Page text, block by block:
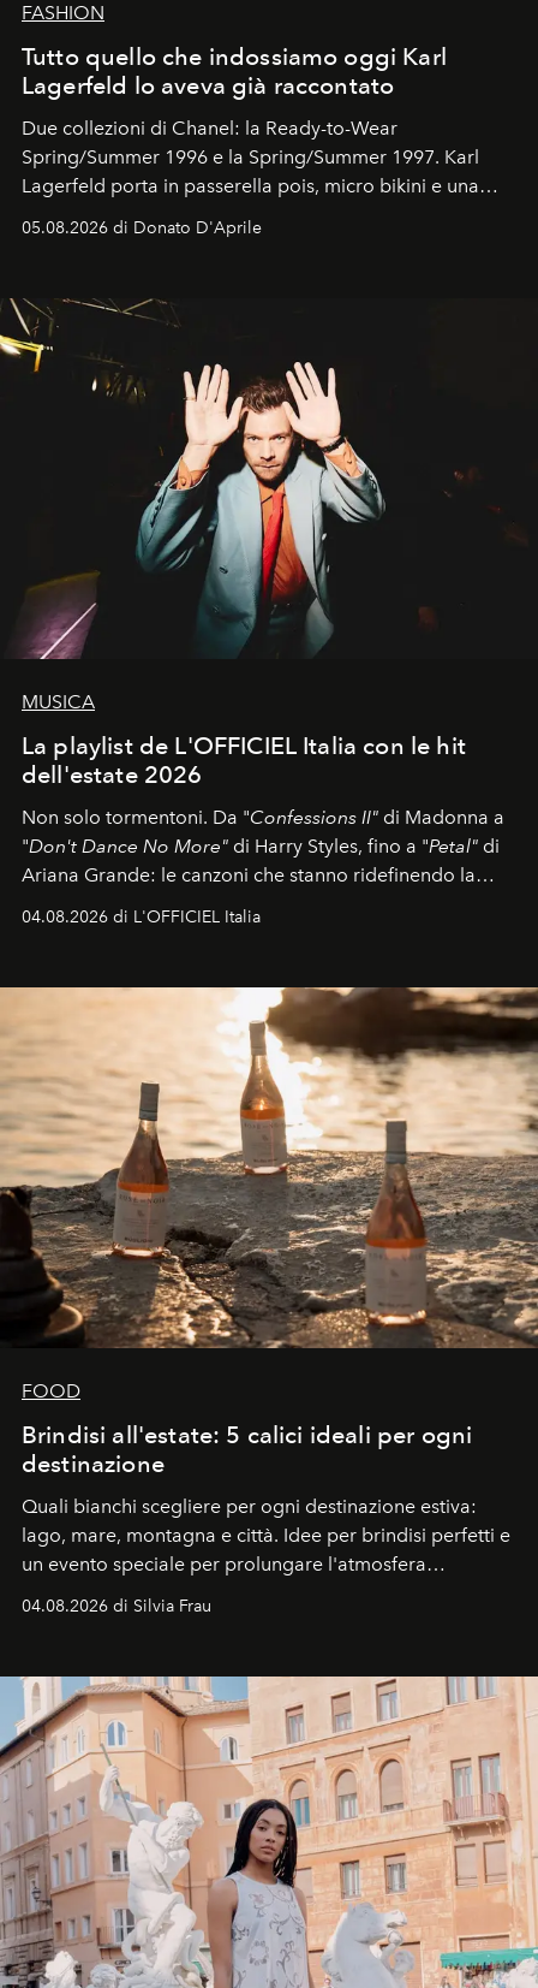
FASHION
Tutto quello che indossiamo oggi Karl
Lagerfeld lo aveva già raccontato
Due collezioni di Chanel: la Ready-to-Wear
Spring/Summer 1996 e la Spring/Summer 1997. Karl
Lagerfeld porta in passerella pois, micro bikini e una
logomania pensata per la spiaggia
Kate, Claudia e Carla una dietro l'altra. Trent'anni dopo,
uno dei documenti più contemporanei che abbiamo.
05.08.2026 di Donato D'Aprile
MUSICA
La playlist de L'OFFICIEL Italia con le hit
dell'estate 2026
Non solo tormentoni. Da "Confessions II" di Madonna a
"Don't Dance No More" di Harry Styles, fino a "Petal" di
Ariana Grande: le canzoni che stanno ridefinendo la
colonna sonora della stagione.
04.08.2026 di L'OFFICIEL Italia
FOOD
Brindisi all'estate: 5 calici ideali per ogni
destinazione
Quali bianchi scegliere per ogni destinazione estiva:
lago, mare, montagna e città. Idee per brindisi perfetti e
un evento speciale per prolungare l'atmosfera
04.08.2026 di Silvia Frau